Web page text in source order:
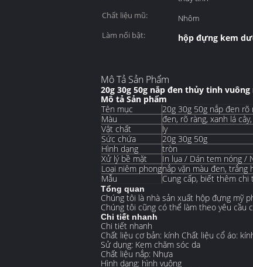
Chất liệu mũ:
Nhôm
Làm nổi bật:
hộp đựng kem
Mô Tả Sản Phẩm
20g 30g 50g nắp đen thủy tinh
Mô tả Sản phẩm
Tên mục
20g 30g 50g nắp đen
Màu
đen, rõ ràng, xanh lá
Vật chất
ly
Sức chứa
20g 30g 50g
Hình dạng
tròn
Xử lý bề mặt
In lụa / Dán tem nóng /
Loại niêm phongnắp vặn màu đen, trắng
Mẫu
Cung cấp, biết thêm
Tổng quan
Chúng tôi là nhà sản xuất hộp đựng mỹ
Chúng tôi cũng có thể làm theo yêu cầu
Chi tiết nhanh
Chi tiết nhanh
Chất liệu cơ bản: kính Chất liệu cổ áo:
Sử dụng: Kem chăm sóc da
Chất liệu nắp: Nhựa
Hình dạng: hình vuông